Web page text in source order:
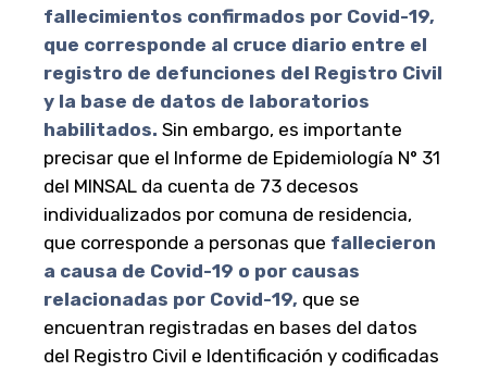
fallecimientos confirmados por Covid-19,
que corresponde al cruce diario entre el
registro de defunciones del Registro Civil
y la base de datos de laboratorios
habilitados. Sin embargo, es importante
precisar que el Informe de Epidemiología N° 31
del MINSAL da cuenta de 73 decesos
individualizados por comuna de residencia,
que corresponde a personas que fallecieron
a causa de Covid-19 o por causas
relacionadas por Covid-19, que se
encuentran registradas en bases del datos
del Registro Civil e Identificación y codificadas